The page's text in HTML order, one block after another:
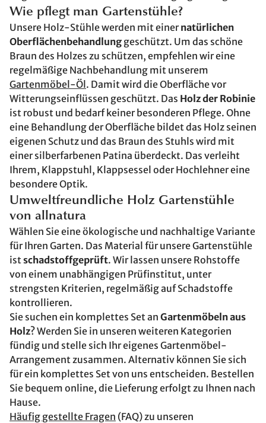
Wie pflegt man Gartenstühle?
Unsere Holz-Stühle werden mit einernatürlichen
Oberflächenbehandlung geschützt. Um das schöne
Braun des Holzes zu schützen, empfehlen wir eine
regelmäßige Nachbehandlung mit unserem
Gartenmöbel-Öl . Damit wird die Oberfläche vor
Witterungseinflüssen geschützt. Das Holz der Robinie
ist robust und bedarf keiner besonderen Pflege. Ohne
eine Behandlung der Oberfläche bildet das Holz seinen
eigenen Schutz und das Braun des Stuhls wird mit
einer silberfarbenen Patina überdeckt. Das verleiht
Ihrem, Klappstuhl, Klappsessel oder Hochlehner eine
besondere Optik.
Umweltfreundliche Holz Gartenstühle
von allnatura
Wählen Sie eine ökologische und nachhaltige Variante
für Ihren Garten. Das Material für unsere Gartenstühle
istschadstoffgeprüft. Wir lassen unsere Rohstoffe
von einem unabhängigen Prüfinstitut, unter
strengsten Kriterien, regelmäßig auf Schadstoffe
kontrollieren.
Sie suchen ein komplettes Set an Gartenmöbeln aus
Holz? Werden Sie in unseren weiteren Kategorien
fündig und stelle sich Ihr eigenes Gartenmöbel-
Arrangement zusammen. Alternativ können Sie sich
für ein komplettes Set von uns entscheiden. Bestellen
Sie bequem online, die Lieferung erfolgt zu Ihnen nach
Hause.
Häufig gestellte Fragen (FAQ) zu unseren